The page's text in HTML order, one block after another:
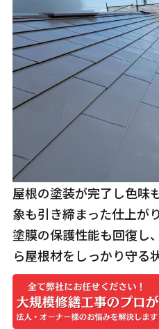
屋根の塗装が完了し色味
象も引き締まった仕上が
塗膜の保護性能も回復し
ら屋根材をしっかり守る